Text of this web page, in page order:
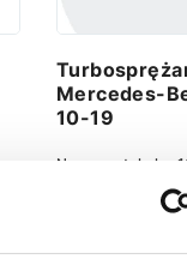
Mercedes-
10-19
Numer artykułu: